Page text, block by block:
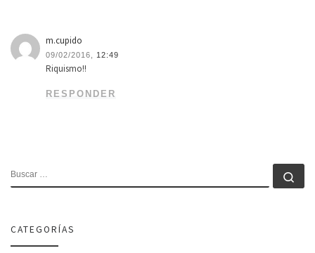
m.cupido
09/02/2016, 12:49
Riquismo!!
RESPONDER
BUSCAR
CATEGORÍAS